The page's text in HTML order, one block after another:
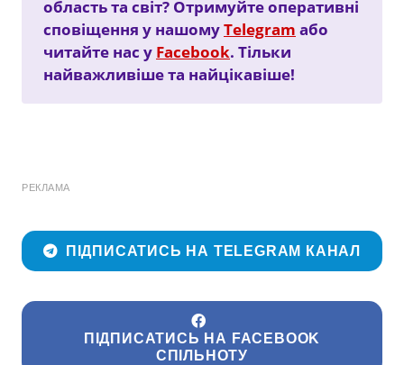
область та світ? Отримуйте оперативні
сповіщення у нашомуTelegram або
читайте нас у Facebook. Тільки
найважливіше та найцікавіше!
РЕКЛАМА
ПІДПИСАТИСЬ НА TELEGRAM КАНАЛ
ПІДПИСАТИСЬ НА FACEBOOK
СПІЛЬНОТУ